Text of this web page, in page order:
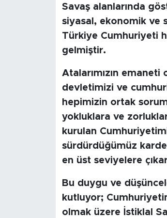
Savaş alanlarında
siyasal, ekonomik ve
Türkiye Cumhuriyeti
gelmiştir.
Atalarımızın
devletimizi ve
hepimizin ortak
yokluklara ve
kurulan
sürdürdüğümüz
en üst seviyelere
Bu duygu ve
kutluyor;
olmak üzere İstiklal